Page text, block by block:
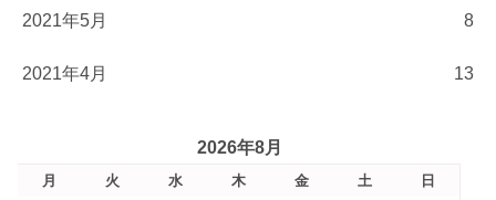
2021年5月 8
2021年4月 13
2026年8月
月 火 水 木 金 土
日